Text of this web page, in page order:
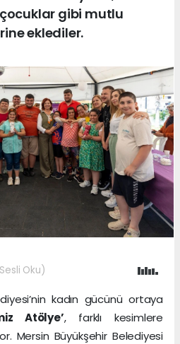
gibi mutlu
eklediler.
Oku)
kadın gücünü ortaya
Atölye’, farklı kesimlere
Mersin Büyükşehir Belediyesi